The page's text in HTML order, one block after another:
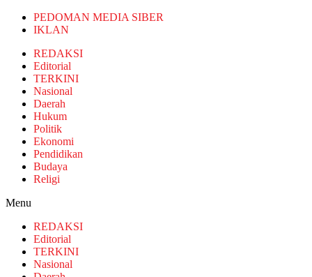
PEDOMAN MEDIA SIBER
IKLAN
REDAKSI
Editorial
TERKINI
Nasional
Daerah
Hukum
Politik
Ekonomi
Pendidikan
Budaya
Religi
Menu
REDAKSI
Editorial
TERKINI
Nasional